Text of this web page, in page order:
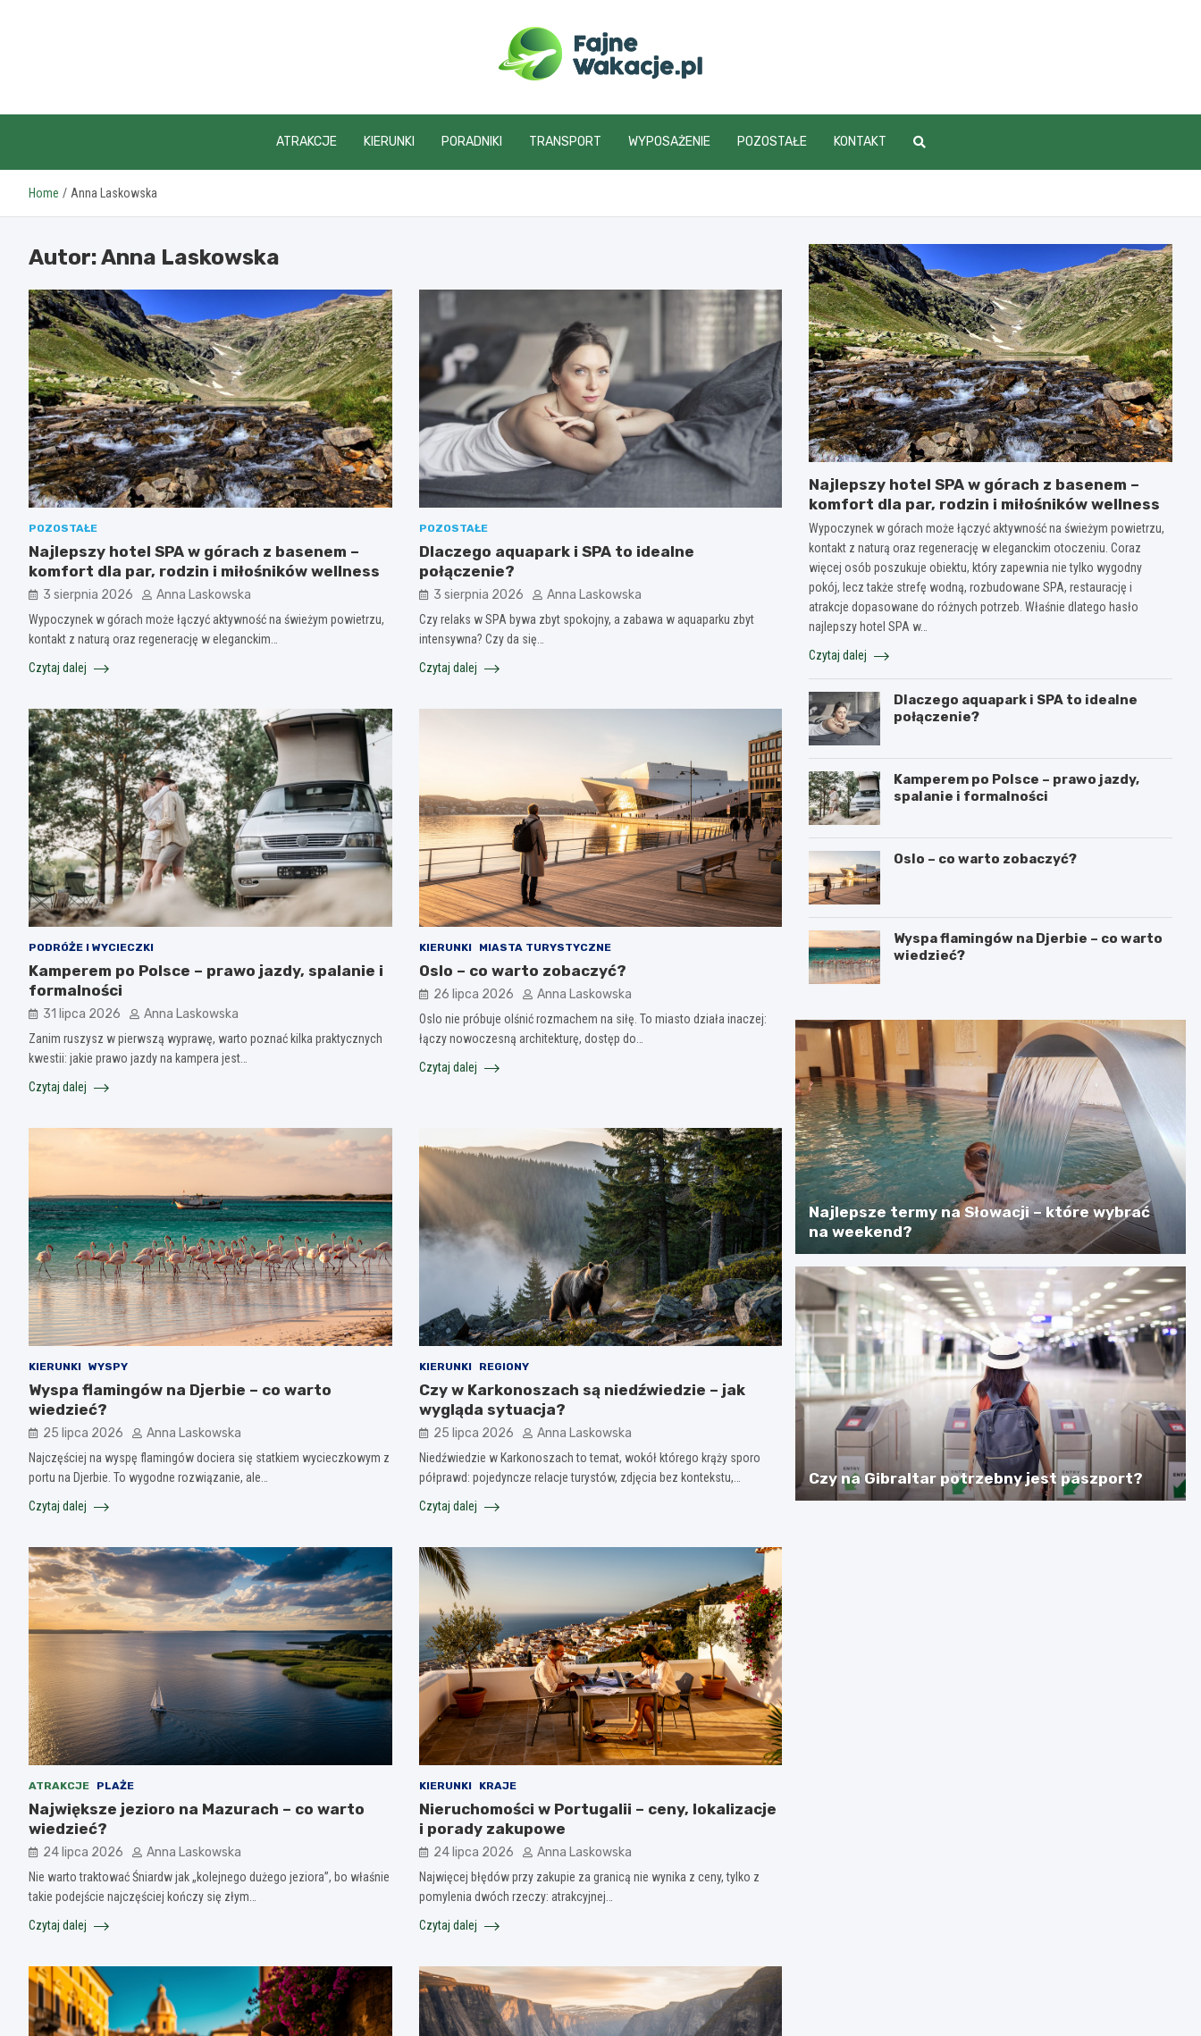
fajnewakacje.pl
ATRAKCJE KIERUNKI PORADNIKI TRANSPORT WYPOSAŻENIE POZOSTAŁE KONTAKT
Home Anna Laskowska
Autor:Anna Laskowska
POZOSTAŁE
Najlepszy hotel SPA w górach z basenem –
komfort dla par, rodzin i miłośników wellness
3 sierpnia 2026 Anna Laskowska
Wypoczynek w górach może łączyć aktywność na świeżym powietrzu,
kontakt z naturą oraz regenerację w eleganckim…
Czytaj dalej
POZOSTAŁE
Dlaczego aquapark i SPA to idealne
połączenie?
3 sierpnia 2026 Anna Laskowska
Czy relaks w SPA bywa zbyt spokojny, a zabawa w aquaparku zbyt
intensywna? Czy da się…
Czytaj dalej
PODRÓŻE I WYCIECZKI
Kamperem po Polsce – prawo jazdy, spalanie i
formalności
31 lipca 2026 Anna Laskowska
Zanim ruszysz w pierwszą wyprawę, warto poznać kilka praktycznych
kwestii: jakie prawo jazdy na kampera jest…
Czytaj dalej
KIERUNKI MIASTA TURYSTYCZNE
Oslo – co warto zobaczyć?
26 lipca 2026 Anna Laskowska
Oslo nie próbuje olśnić rozmachem na siłę. To miasto działa inaczej:
łączy nowoczesną architekturę, dostęp do…
Czytaj dalej
KIERUNKI WYSPY
Wyspa flamingów na Djerbie – co warto
wiedzieć?
25 lipca 2026 Anna Laskowska
Najczęściej na wyspę flamingów dociera się statkiem wycieczkowym z
portu na Djerbie. To wygodne rozwiązanie, ale…
Czytaj dalej
KIERUNKI REGIONY
Czy w Karkonoszach są niedźwiedzie – jak
wygląda sytuacja?
25 lipca 2026 Anna Laskowska
Niedźwiedzie w Karkonoszach to temat, wokół którego krąży sporo
półprawd: pojedyncze relacje turystów, zdjęcia bez kontekstu,…
Czytaj dalej
ATRAKCJE PLAŻE
Największe jezioro na Mazurach – co warto
wiedzieć?
24 lipca 2026 Anna Laskowska
Nie warto traktować Śniardw jak „kolejnego dużego jeziora”, bo właśnie
takie podejście najczęściej kończy się złym…
Czytaj dalej
KIERUNKI KRAJE
Nieruchomości w Portugalii – ceny, lokalizacje
i porady zakupowe
24 lipca 2026 Anna Laskowska
Najwięcej błędów przy zakupie za granicą nie wynika z ceny, tylko z
pomylenia dwóch rzeczy: atrakcyjnej…
Czytaj dalej
Najlepszy hotel SPA w górach z basenem –
komfort dla par, rodzin i miłośników wellness
Wypoczynek w górach może łączyć aktywność na świeżym powietrzu,
kontakt z naturą oraz regenerację w eleganckim otoczeniu. Coraz
więcej osób poszukuje obiektu, który zapewnia nie tylko wygodny
pokój, lecz także strefę wodną, rozbudowane SPA, restaurację i
atrakcje dopasowane do różnych potrzeb. Właśnie dlatego hasło
najlepszy hotel SPA w…
Czytaj dalej
Dlaczego aquapark i SPA to idealne
połączenie?
Kamperem po Polsce – prawo jazdy,
spalanie i formalności
Oslo – co warto zobaczyć?
Wyspa flamingów na Djerbie – co warto
wiedzieć?
Najlepsze termy na Słowacji – które wybrać
na weekend?
Czy na Gibraltar potrzebny jest paszport?